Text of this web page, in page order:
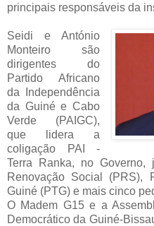
principais responsáveis da
Seidi e António
Monteiro são
dirigentes do
Partido Africano
da Independência
da Guiné e Cabo
Verde (PAIGC),
que lidera a
coligação PAI -
Terra Ranka, no Governo,
Renovação Social (PRS),
Guiné (PTG) e mais cinco
O Madem G15 e a
Democrático da Guiné-